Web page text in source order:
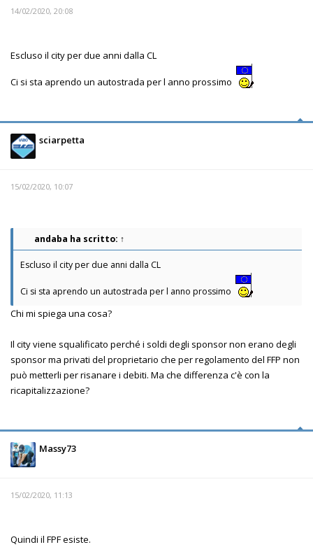
14/02/2020, 20:08
Escluso il city per due anni dalla CL
Ci si sta aprendo un autostrada per l anno prossimo
sciarpetta
15/02/2020, 10:07
andaba ha scritto: ↑
Escluso il city per due anni dalla CL
Ci si sta aprendo un autostrada per l anno prossimo
Chi mi spiega una cosa?
Il city viene squalificato perché i soldi degli sponsor non erano degli
sponsor ma privati del proprietario che per regolamento del FFP non
può metterli per risanare i debiti. Ma che differenza c'è con la
ricapitalizzazione?
Massy73
15/02/2020, 11:13
Quindi il FPF esiste.